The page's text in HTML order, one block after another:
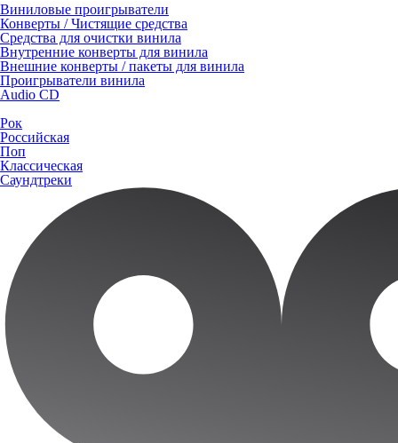
Виниловые проигрыватели
Конверты / Чистящие средства
Средства для очистки винила
Внутренние конверты для винила
Внешние конверты / пакеты для винила
Проигрыватели винила
Audio CD
Рок
Российская
Поп
Классическая
Саундтреки